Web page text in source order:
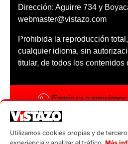
Dirección: Aguirre 734 y
webmaster@vistazo.com
Prohibida la reproducción
cualquier idioma, sin
titular, de todos los contenidos
Empieza a seguirnos
Código ética
Utilizamos cookies propias y de